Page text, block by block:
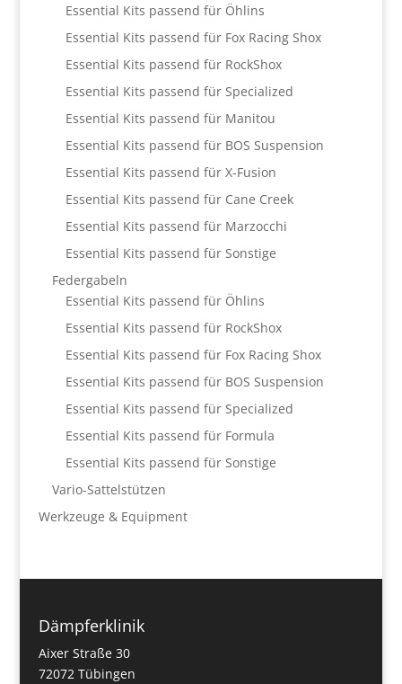
Essential Kits passend für Öhlins
Essential Kits passend für Fox Racing Shox
Essential Kits passend für RockShox
Essential Kits passend für Specialized
Essential Kits passend für Manitou
Essential Kits passend für BOS Suspension
Essential Kits passend für X-Fusion
Essential Kits passend für Cane Creek
Essential Kits passend für Marzocchi
Essential Kits passend für Sonstige
Federgabeln
Essential Kits passend für Öhlins
Essential Kits passend für RockShox
Essential Kits passend für Fox Racing Shox
Essential Kits passend für BOS Suspension
Essential Kits passend für Specialized
Essential Kits passend für Formula
Essential Kits passend für Sonstige
Vario-Sattelstützen
Werkzeuge & Equipment
Dämpferklinik
Aixer Straße 30
72072 Tübingen